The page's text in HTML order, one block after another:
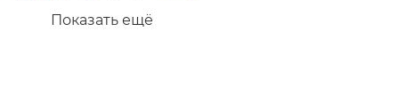
Показать ещё